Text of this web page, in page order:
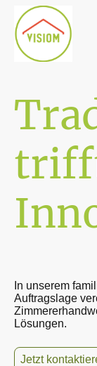
In unserem
Auftragslage
Lösungen.
Jetzt